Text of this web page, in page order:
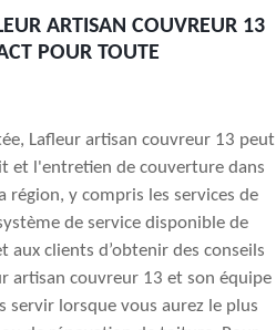
ARTISAN COUVREUR 13
POUR TOUTE
Lafleur artisan couvreur 13 peut
et l'entretien de couverture dans
région, y compris les services de
de service disponible de
aux clients d’obtenir des conseils
artisan couvreur 13 et son équipe
lorsque vous aurez le plus